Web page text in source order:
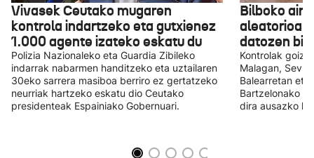
Vivasek Ceutako mugaren
kontrola indartzeko eta gutxienez
1.000 agente izateko eskatu du
Polizia Nazionaleko eta Guardia Zibileko
indarrak nabarmen handitzeko eta uztailaren
30eko sarrera masiboa berriro ez gertatzeko
neurriak hartzeko eskatu dio Ceutako
presidenteak Espainiako Gobernuari.
Bilboko
datozen
Kontrolak
Malagan,
Balearretan eta
Bartzelonako
dira ausazko